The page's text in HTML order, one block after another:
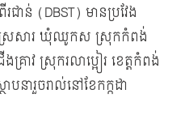
ជាន់ (DBST) មានប្រវែង
រែសារ ឃុំឈូកស ស្រុកកំពង់
វ ស្រុករលាប្អៀរ ខេត្តកំពង់
ាបនារួចរាល់នៅខែកក្កដា